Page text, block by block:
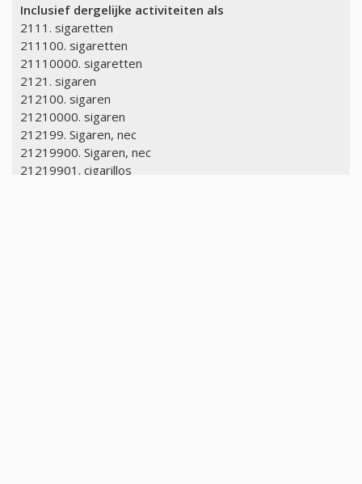
Inclusief dergelijke activiteiten als
2111. sigaretten
211100. sigaretten
21110000. sigaretten
2121. sigaren
212100. sigaren
21210000. sigaren
212199. Sigaren, nec
21219900. Sigaren, nec
21219901. cigarillos